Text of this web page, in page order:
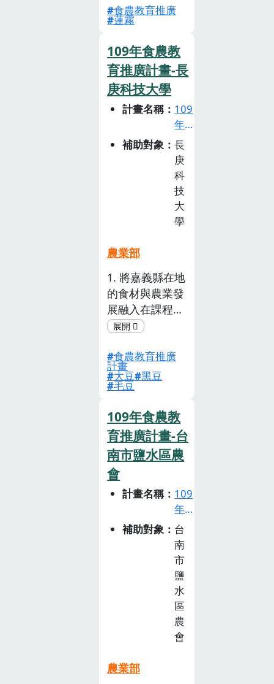
截
【飲食 健康與
消費】等三大架
構，希望透過學
習內容讓我們可
以更認識土地與
環境的連結，
提升鄉內莘莘學
子對家鄉產業文
化的認知。主
題：【蓮霧】，
本會內既有豐富
的場域 資源，
結合轄內青農種
老師設計擬人公
政班班員針對客
家飲食文化解
說，將以上資源
盤點設計出「吹
霧」故 事繪
本，由淺易入的
完整介紹 佳冬
鄉農會_透紅佳
人品牌創立及衍
伸豐厚的地方創
造力。
食農教育推廣
蓮霧
109年食農教
育推廣計畫-長
庚科技大學
計畫名稱
109
年
食
農
教
育
推
廣
選
活
止)
補助對象
長
庚
科
技
大
學
農業部
1. 將嘉義縣在地
的食材與農業發
展融入在課程
中，讓在地或從
在離嘉義縣時，
能對嘉義縣在地
農 特產有所認
產主要產地都在
嘉義縣，藉由課
程的融入，讓學
生 能從小到大
去放眼全台的農
業現況與建構正
確的食農觀念。
3. 藉由與在地農
場合作過程，建
構在地可長期推
教育學習網絡。
食農教育推廣
計畫
大豆 黑豆
毛豆
109年食農教
育推廣計畫-台
南市鹽水區農
會
計畫名稱
109
年
食
農
教
育
推
廣
計
畫
徵
補助對象
台
南
市
鹽
水
區
農
會
農業部